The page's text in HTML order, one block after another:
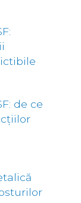
de ce